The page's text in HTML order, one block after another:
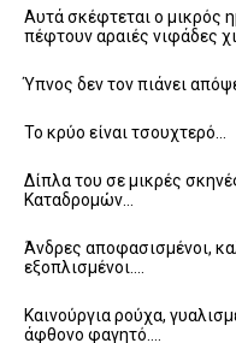
Αυτά σκέφτεται ο μικρός
πέφτουν αραιές νιφάδες
Ύπνος δεν τον πιάνει
Το κρύο είναι τσουχτερό…
Δίπλα του σε μικρές
Καταδρομών…
Άνδρες αποφασισμένοι,
εξοπλισμένοι….
Καινούργια ρούχα,
άφθονο φαγητό….